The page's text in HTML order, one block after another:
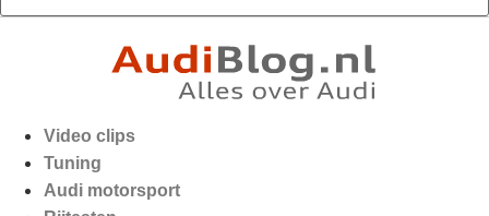
Video clips
Tuning
Audi motorsport